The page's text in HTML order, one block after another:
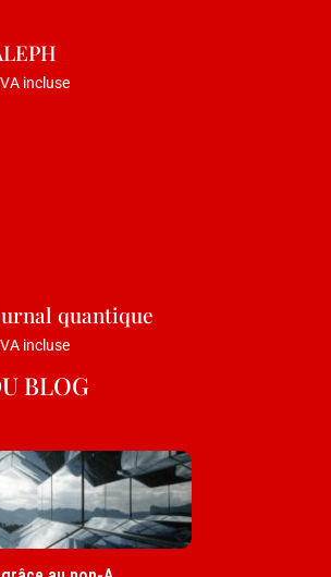
incluse
quantique
incluse
BLOG